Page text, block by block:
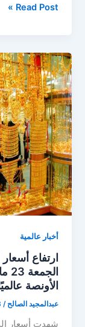
أسعار
العراق
اليوم
السبت
24
مايو
2025..
استقرار
نسبي
رغم
تقلبات
الأونصة
Read Post »
أخبار عالمية
ارتفاع
الأونصة
عبدالمجيد الصالح/